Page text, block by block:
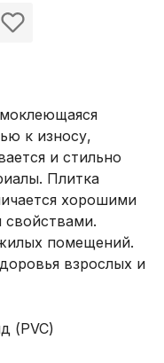
к износу,
и стильно
Плитка
хорошими
свойствами.
помещений.
взрослых и
(PVC)